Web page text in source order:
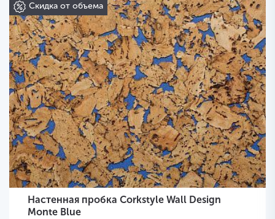
Скидка от объема
Настенная пробка Corkstyle Wall Design
Monte Blue